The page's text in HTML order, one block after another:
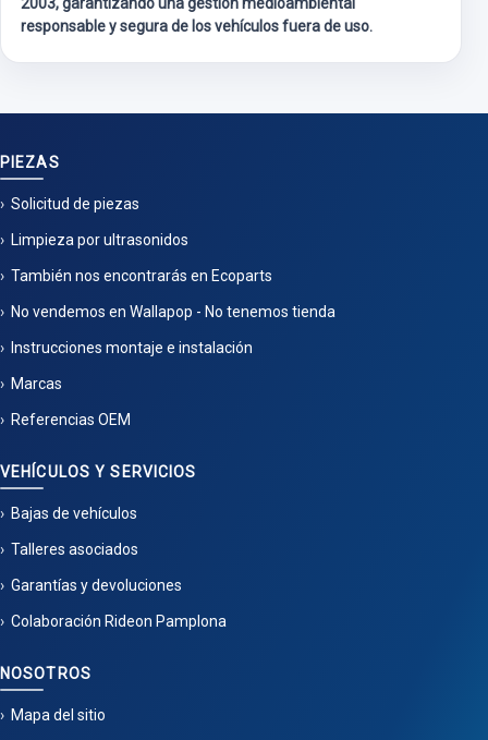
responsable y segura de los vehículos fuera de uso.
PIEZAS
Solicitud de piezas
Limpieza por ultrasonidos
También nos encontrarás en Ecoparts
No vendemos en Wallapop - No tenemos tienda
Instrucciones montaje e instalación
Marcas
Referencias OEM
VEHÍCULOS Y SERVICIOS
Bajas de vehículos
Talleres asociados
Garantías y devoluciones
Colaboración Rideon Pamplona
NOSOTROS
Mapa del sitio